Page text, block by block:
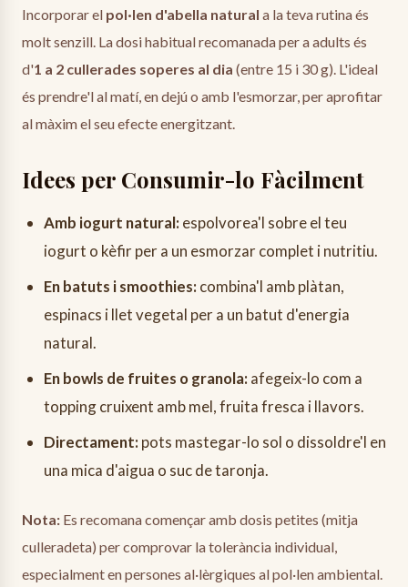
Incorporar el pol·len d'abella natural a la teva rutina és
molt senzill. La dosi habitual recomanada per a adults és
d'1 a 2 cullerades soperes al dia (entre 15 i 30 g). L'ideal
és prendre'l al matí, en dejú o amb l'esmorzar, per aprofitar
al màxim el seu efecte energitzant.
Idees per Consumir-lo Fàcilment
Amb iogurt natural: espolvorea'l sobre el teu
iogurt o kèfir per a un esmorzar complet i nutritiu.
En batuts i smoothies: combina'l amb plàtan,
espinacs i llet vegetal per a un batut d'energia
natural.
En bowls de fruites o granola: afegeix-lo com a
topping cruixent amb mel, fruita fresca i llavors.
Directament: pots mastegar-lo sol o dissoldre'l en
una mica d'aigua o suc de taronja.
Nota: Es recomana començar amb dosis petites (mitja
culleradeta) per comprovar la tolerància individual,
especialment en persones al·lèrgiques al pol·len ambiental.